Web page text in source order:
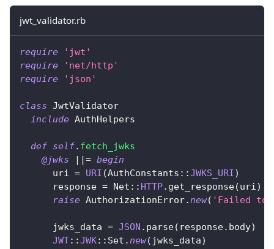
jwt_validator.rb
require
'jwt'
require
'net/http'
require
'json'
class JwtValidator
include AuthHelpers
def self. fetch_jwks
@jwks
||= begin
      uri
= URI (AuthConstants ::JWKS_URI)
      response
= Net :: HTTP. get_response(uri )
raise AuthorizationError. new( 'Failed to
      jwks_data
= JSON . parse( response. body)
JWT::JWK:: Set . new( jwks_data)